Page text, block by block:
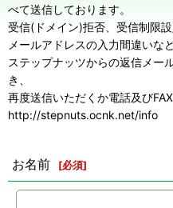
べて送信しております。
受信(ドメイン)拒否、受信制限
メールアドレスの入力間違いな
ステップナッツからの返信メー
き、
再度送信いただくか電話及び
http://stepnuts.ocnk.net/info
お名前 [必須]